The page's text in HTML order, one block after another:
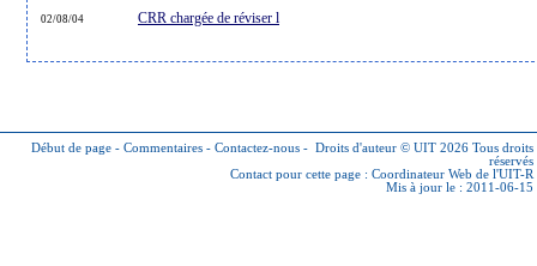
02/08/04 CRR chargée de réviser l
Début de page - Commentaires - Contactez-nous - Droits d'auteur © UIT 2026 Tous droits
réservés
Contact pour cette page : Coordinateur Web de l'UIT-R
Mis à jour le : 2011-06-15